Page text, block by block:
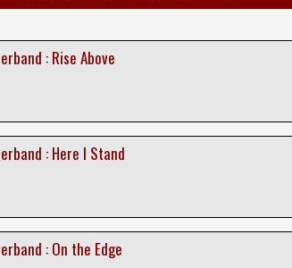
: Rise Above
: Here I Stand
: On the Edge